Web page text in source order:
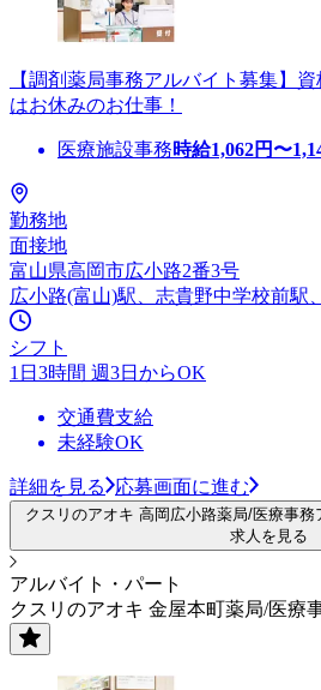
【調剤薬局事務アルバイト募集】
はお休みのお仕事！
医療施設事務時給1,062円〜
勤務地
面接地
富山県高岡市広小路2番3号
広小路(富山)駅、志貴野中学校前駅
シフト
1日3時間 週3日からOK
交通費支給
未経験OK
詳細を見る 応募画面に進む
クスリのアオキ 高岡広小路薬局/医療事
求人を見る
アルバイト・パート
クスリのアオキ 金屋本町薬局/医療